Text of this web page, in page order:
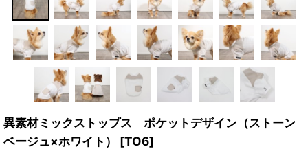
異素材ミックストップス ポケットデザイン（ストーン
ベージュ×ホワイト）
[TO6]